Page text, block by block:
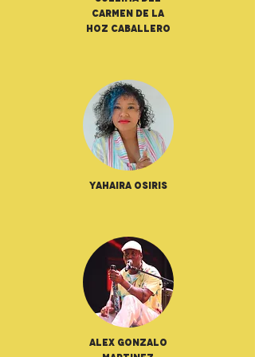
Carmen De La
Hoz Caballero
Yahaira Osiris
Alex Gonzalo